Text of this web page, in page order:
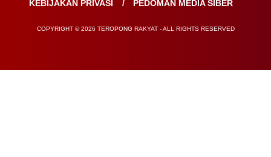
KEBIJAKAN PRIVASI
PEDOMAN MEDIA SIBER
COPYRIGHT © 2026 TEROPONG RAKYAT - ALL RIGHTS RESERVED